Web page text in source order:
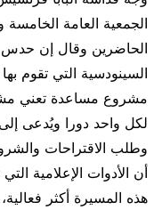
الجمعية العامة
الحاضرين وقال إن حدس
السينودسية التي تقوم
مشروع مساعدة تعني
لكل واحد دورا ويُدعى إلى
وطلب الاقتراحات
أن الأدوات الإعلامية
هذه المسيرة أكثر